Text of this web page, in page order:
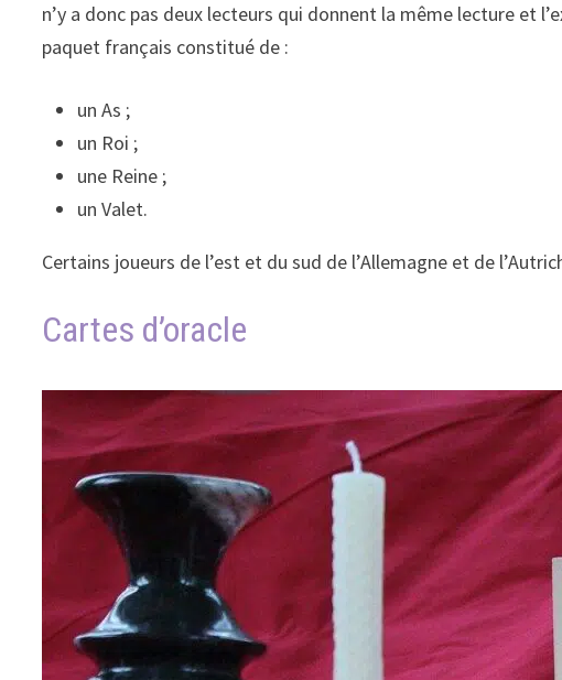
n’y a donc pas deux lecteurs qui donnent la même lecture et
paquet français constitué de :
un As ;
un Roi ;
une Reine ;
un Valet.
Certains joueurs de l’est et du sud de l’Allemagne et de
Cartes d’oracle